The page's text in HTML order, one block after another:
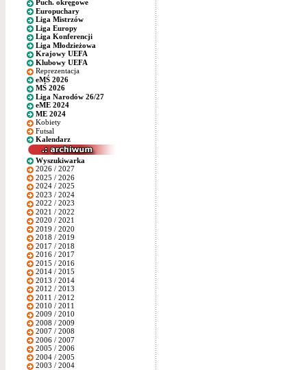
Puch. okręgowe
Europuchary
Liga Mistrzów
Liga Europy
Liga Konferencji
Liga Młodzieżowa
Krajowy UEFA
Klubowy UEFA
Reprezentacja
eMŚ 2026
MŚ 2026
Liga Narodów 26/27
eME 2024
ME 2024
Kobiety
Futsal
Kalendarz
Wyszukiwarka
2026 / 2027
2025 / 2026
2024 / 2025
2023 / 2024
2022 / 2023
2021 / 2022
2020 / 2021
2019 / 2020
2018 / 2019
2017 / 2018
2016 / 2017
2015 / 2016
2014 / 2015
2013 / 2014
2012 / 2013
2011 / 2012
2010 / 2011
2009 / 2010
2008 / 2009
2007 / 2008
2006 / 2007
2005 / 2006
2004 / 2005
2003 / 2004